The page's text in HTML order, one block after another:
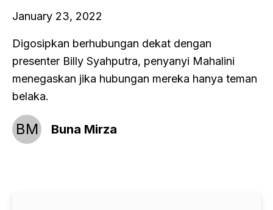
January 23, 2022
Digosipkan berhubungan dekat dengan
presenter Billy Syahputra, penyanyi Mahalini
menegaskan jika hubungan mereka hanya teman
belaka.
BM Buna Mirza